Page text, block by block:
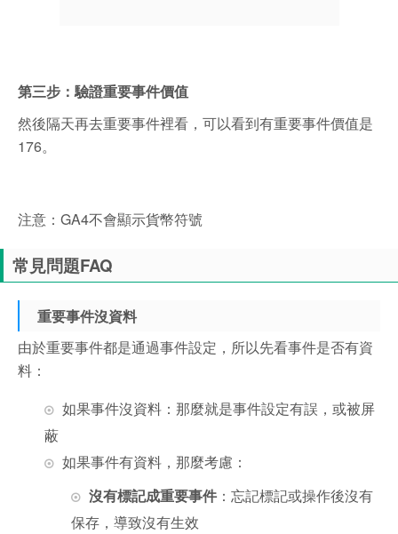
第三步：驗證重要事件價值
然後隔天再去重要事件裡看，可以看到有重要事件價值是
176。
注意：GA4不會顯示貨幣符號
常見問題FAQ
重要事件沒資料
由於重要事件都是通過事件設定，所以先看事件是否有資
料：
如果事件沒資料：那麼就是事件設定有誤，或被屏
蔽
如果事件有資料，那麼考慮：
沒有標記成重要事件 ：忘記標記或操作後沒有
保存，導致沒有生效